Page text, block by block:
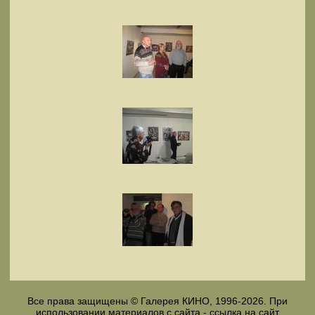
Все права защищены © Галерея КИНО, 1996-2026. При
использовании материалов с сайта - ссылка на сайт